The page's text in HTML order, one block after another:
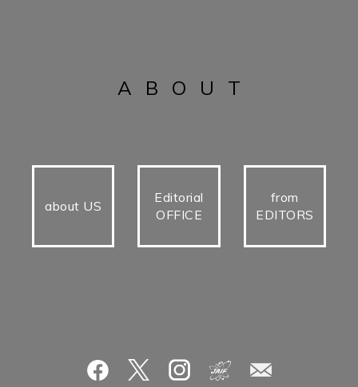
ABOUT
about US
Editorial
OFFICE
from
EDITORS